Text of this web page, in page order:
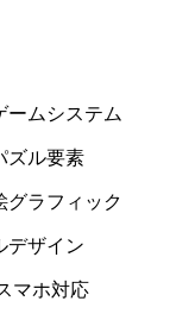
ームシステム
ズル要素
グラフィック
デザイン
マホ対応